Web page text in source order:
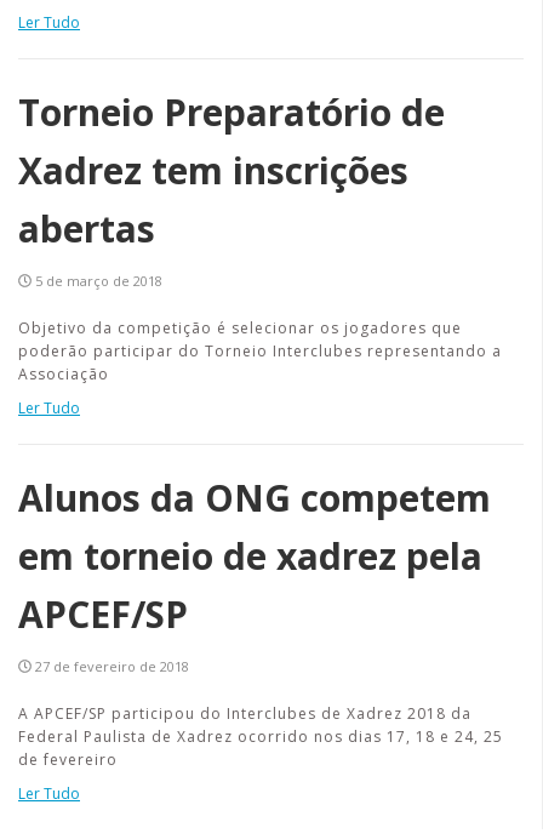
Ler Tudo
Torneio Preparatório de
Xadrez tem inscrições
abertas
5 de março de 2018
Objetivo da competição é selecionar os jogadores que
poderão participar do Torneio Interclubes representando a
Associação
Ler Tudo
Alunos da ONG competem
em torneio de xadrez pela
APCEF/SP
27 de fevereiro de 2018
A APCEF/SP participou do Interclubes de Xadrez 2018 da
Federal Paulista de Xadrez ocorrido nos dias 17, 18 e 24, 25
de fevereiro
Ler Tudo